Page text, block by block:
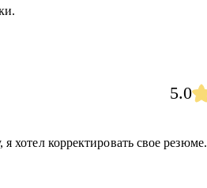
5.0
хотел корректировать свое резюме.